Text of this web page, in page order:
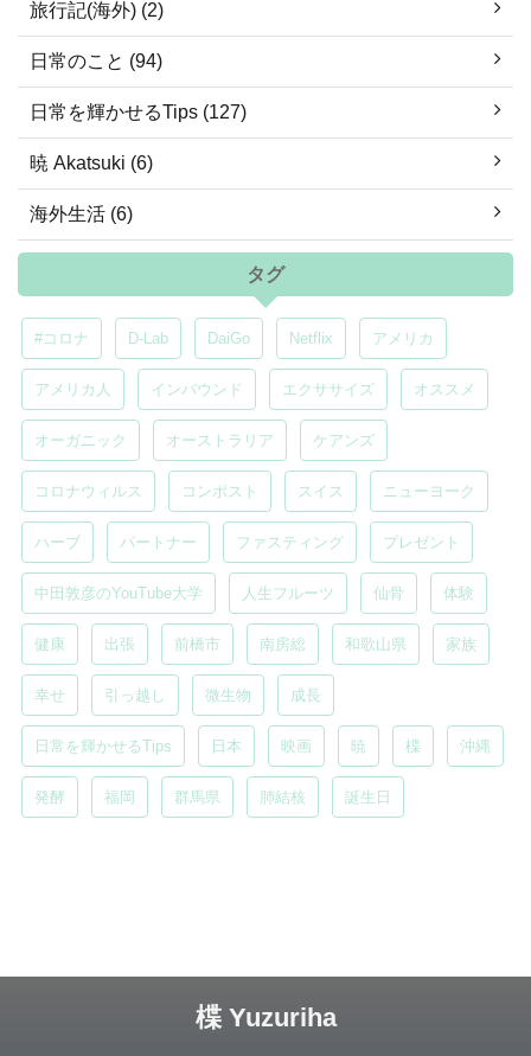
旅行記(海外) (2)
日常のこと (94)
日常を輝かせるTips (127)
暁 Akatsuki (6)
海外生活 (6)
タグ
#コロナ D-Lab DaiGo Netflix アメリカ
アメリカ人 インバウンド エクササイズ オススメ
オーガニック オーストラリア ケアンズ
コロナウィルス コンポスト スイス ニューヨーク
ハーブ パートナー ファスティング プレゼント
中田敦彦のYouTube大学 人生フルーツ 仙骨 体験
健康 出張 前橋市 南房総 和歌山県 家族
幸せ 引っ越し 微生物 成長
日常を輝かせるTips 日本 映画 暁 楪 沖縄
発酵 福岡 群馬県 肺結核 誕生日
楪 Yuzuriha